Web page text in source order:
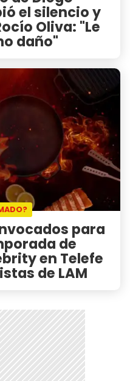
el silencio y
Oliva: "Le
daño"
para
de
en Telefe
de LAM